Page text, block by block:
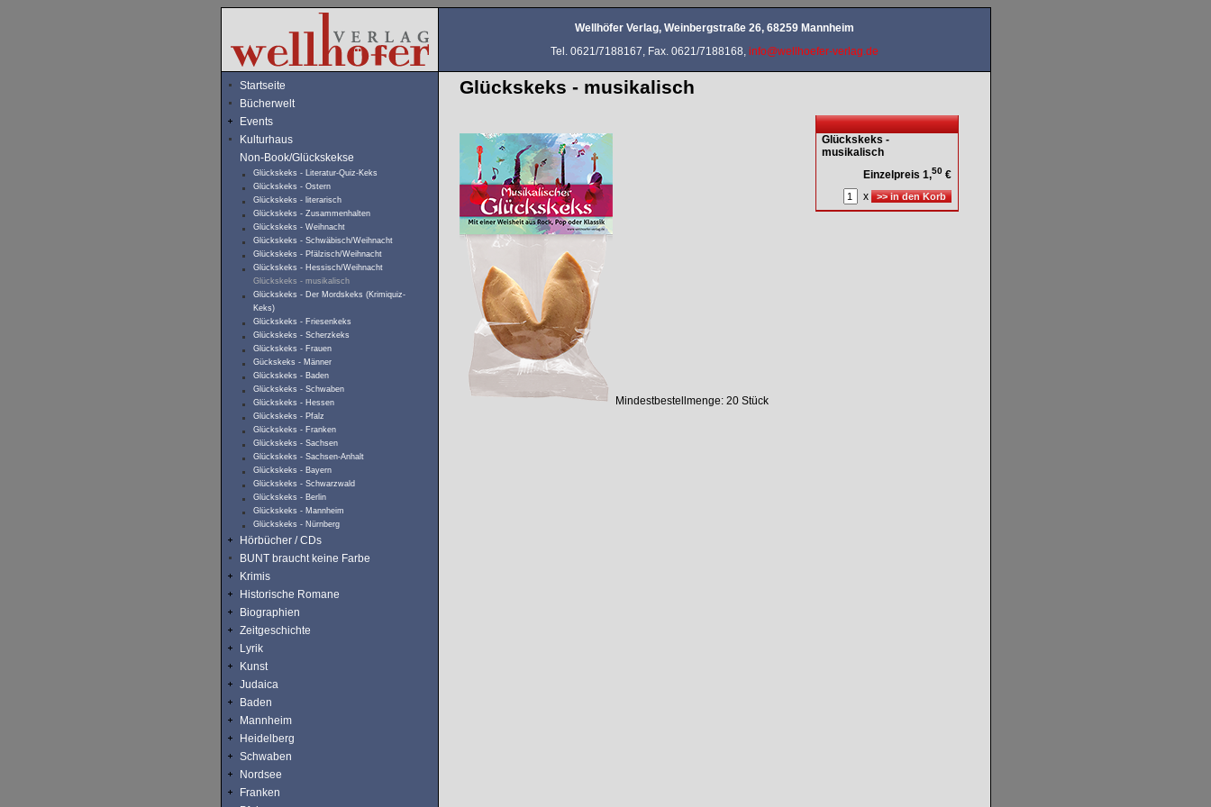
Wellhöfer Verlag, Weinbergstraße 26, 68259 Mannheim
Tel. 0621/7188167, Fax. 0621/7188168, info@wellhoefer-verlag.de
Startseite
Bücherwelt
Events
Kulturhaus
Non-Book/Glückskekse
Glückskeks - Literatur-Quiz-Keks
Glückskeks - Ostern
Glückskeks - literarisch
Glückskeks - Zusammenhalten
Glückskeks - Weihnacht
Glückskeks - Schwäbisch/Weihnacht
Glückskeks - Pfälzisch/Weihnacht
Glückskeks - Hessisch/Weihnacht
Glückskeks - musikalisch
Glückskeks - Der Mordskeks (Krimiquiz-
Keks)
Glückskeks - Friesenkeks
Glückskeks - Scherzkeks
Glückskeks - Frauen
Gückskeks - Männer
Glückskeks - Baden
Glückskeks - Schwaben
Glückskeks - Hessen
Glückskeks - Pfalz
Glückskeks - Franken
Glückskeks - Sachsen
Glückskeks - Sachsen-Anhalt
Glückskeks - Bayern
Glückskeks - Schwarzwald
Glückskeks - Berlin
Glückskeks - Mannheim
Glückskeks - Nürnberg
Hörbücher / CDs
BUNT braucht keine Farbe
Krimis
Historische Romane
Biographien
Zeitgeschichte
Lyrik
Kunst
Judaica
Baden
Mannheim
Heidelberg
Schwaben
Nordsee
Franken
Glückskeks - musikalisch
Glückskeks -
musikalisch
Einzelpreis 1,50 €
x
Mindestbestellmenge: 20 Stück